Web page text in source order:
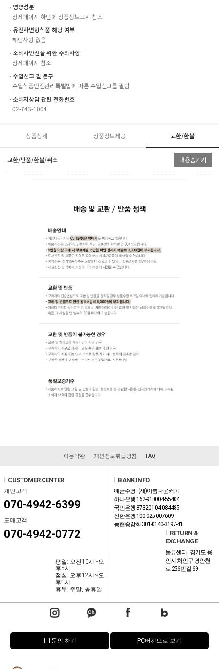
ㆍ영양성분
상세페이지 하단에 상품정보고시 참조
ㆍ유전자변형식품 해당 여부
해당사항 없음
ㆍ소비자안전을 위한 주의사항
상세페이지 참조
ㆍ수입신고 필 문구
수입식품안전관리특별법에 따른 수입신고를 필함
ㆍ소비자상담 관련 전화번호
02-743-1004
상품상세 상품정보제공 교환/환불
교환/반품/환불/취소 내용숨기기
이용약관 개인정보취급방침 FAQ
CUSTOMER CENTER
개인고객
070-4942-6399
도매고객
070-4942-0772
평일: 오전10시~오
후5시
점심: 오후12시~오
후1시
휴무: 주말, 공휴일
BANK INFO
예금주명 : (재)아름다운커피
하나은행 162-910004-55404
국민은행 873201-04-084485
신한은행 100-025-007609
농협중앙회 301-0140-3197-41
RETURN &
EXCHANGE
물류센터 : 경기도 용
인시 처인구 경안천
로 256번길 69
1:1문의 하기 PC버전으로 보기